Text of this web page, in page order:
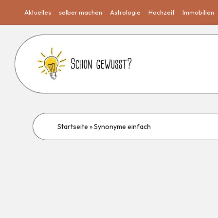
Aktuelles selber machen Astrologie Hochzeit Immobilien
Startseite »Synonyme einfach